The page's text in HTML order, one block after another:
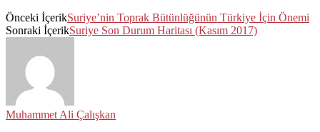
Önceki İçerikSuriye’nin Toprak Bütünlüğünün Türkiye İçin Önemi
Sonraki İçerikSuriye Son Durum Haritası (Kasım 2017)
Muhammet Ali Çalışkan